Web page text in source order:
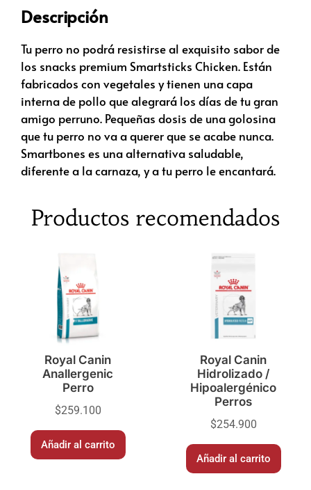
Descripción
Tu perro no podrá resistirse al exquisito sabor de
los snacks premium Smartsticks Chicken. Están
fabricados con vegetales y tienen una capa
interna de pollo que alegrará los días de tu gran
amigo perruno. Pequeñas dosis de una golosina
que tu perro no va a querer que se acabe nunca.
Smartbones es una alternativa saludable,
diferente a la carnaza, y a tu perro le encantará.
Productos recomendados
Royal Canin
Anallergenic
Perro
$259.100
Añadir al carrito
Royal Canin
Hidrolizado /
Hipoalergénico
Perros
$254.900
Añadir al carrito